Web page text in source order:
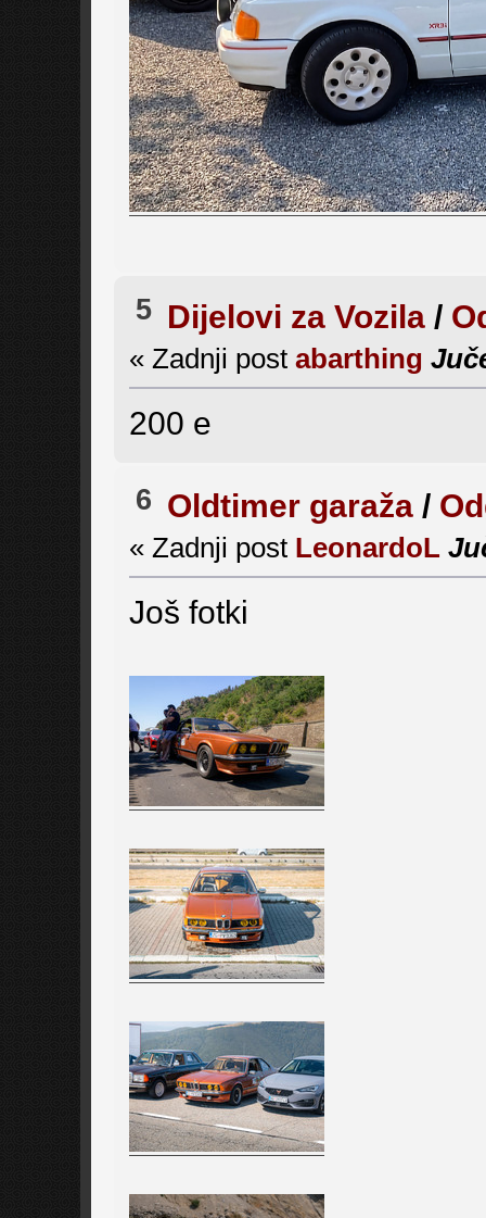
5 Dijelovi za Vozila/
« Zadnji postabarthing
200 e
6 Oldtimer garaža/
« Zadnji post LeonardoL
Još fotki